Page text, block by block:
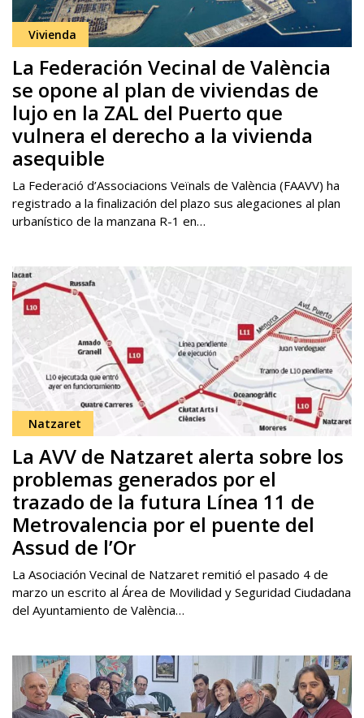
Vivienda
La Federación Vecinal de València
se opone al plan de viviendas de
lujo en la ZAL del Puerto que
vulnera el derecho a la vivienda
asequible
La Federació d’Associacions Veïnals de València (FAAVV) ha
registrado a la finalización del plazo sus alegaciones al plan
urbanístico de la manzana R-1 en…
Natzaret
La AVV de Natzaret alerta sobre los
problemas generados por el
trazado de la futura Línea 11 de
Metrovalencia por el puente del
Assud de l’Or
La Asociación Vecinal de Natzaret remitió el pasado 4 de
marzo un escrito al Área de Movilidad y Seguridad Ciudadana
del Ayuntamiento de València…